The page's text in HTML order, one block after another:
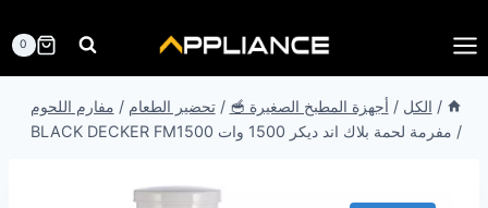
إلى
المحتوى
0
/ الكل / أجهزة المطبخ الصغيرة 🥣 / تحضير الطعام / مفارم اللحوم
/ مفرمة لحمة بلاك اند ديكر 1500 وات BLACK DECKER FM1500